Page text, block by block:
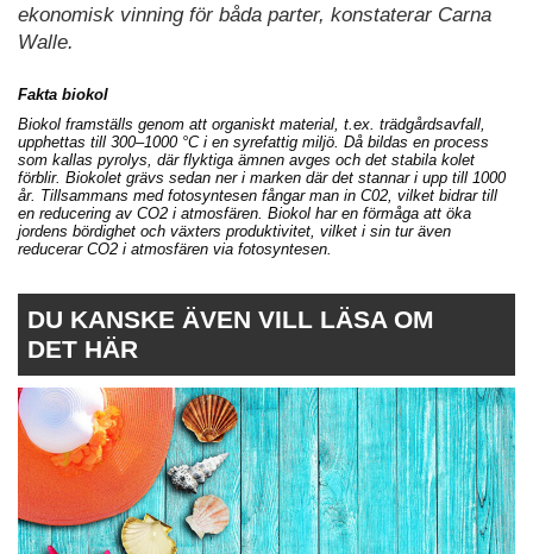
ekonomisk vinning för båda parter, konstaterar Carna
Walle.
Fakta biokol
Biokol framställs genom att organiskt material, t.ex. trädgårdsavfall,
upphettas till 300–1000 °C i en syrefattig miljö. Då bildas en process
som kallas pyrolys, där flyktiga ämnen avges och det stabila kolet
förblir. Biokolet grävs sedan ner i marken där det stannar i upp till 1000
år. Tillsammans med fotosyntesen fångar man in C02, vilket bidrar till
en reducering av CO2 i atmosfären. Biokol har en förmåga att öka
jordens bördighet och växters produktivitet, vilket i sin tur även
reducerar CO2 i atmosfären via fotosyntesen.
DU KANSKE ÄVEN VILL LÄSA OM
DET HÄR